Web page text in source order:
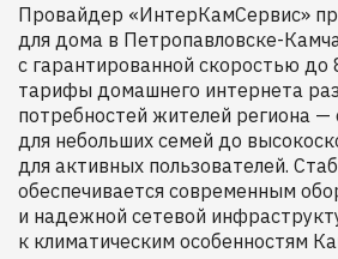
Провайдер «ИнтерКамСервис»
для дома в Петропавловске-
с гарантированной скоростью
тарифы домашнего интернета
потребностей жителей региона —
для небольших семей до
для активных пользователей.
обеспечивается современным
и надежной сетевой
к климатическим особенностям